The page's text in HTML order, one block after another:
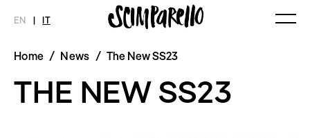
EN | IT
MAGAZINE
Ultimo Numero
Archivio
NOVITÀ
Collezioni
Editoriali
Home / News / The New SS23
THE NEW SS23